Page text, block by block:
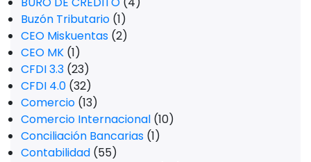
Buzón Tributario (1)
CEO Miskuentas (2)
CEO MK (1)
CFDI 3.3 (23)
CFDI 4.0 (32)
Comercio (13)
Comercio Internacional (10)
Conciliación Bancarias (1)
Contabilidad (55)